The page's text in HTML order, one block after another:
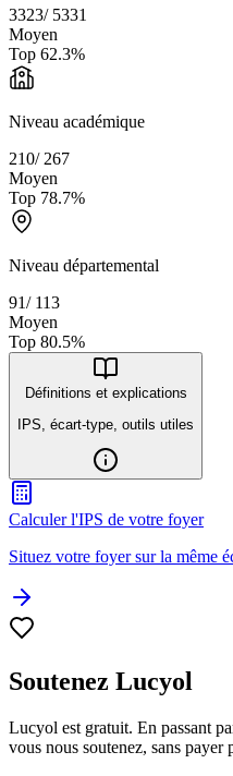
3323/ 5331
Moyen
Top 62.3%
Niveau académique
210/ 267
Moyen
Top 78.7%
Niveau départemental
91/ 113
Moyen
Top 80.5%
Définitions et explications
IPS, écart-type, outils utiles
Calculer l'IPS de votre foyer
Situez votre foyer sur la même
Soutenez Lucyol
Lucyol est gratuit. En passant
vous nous soutenez, sans payer